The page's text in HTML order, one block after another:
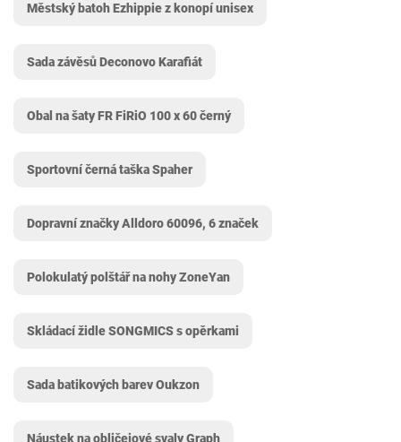
Městský batoh Ezhippie z konopí unisex
Sada závěsů Deconovo Karafiát
Obal na šaty FR FiRiO 100 x 60 černý
Sportovní černá taška Spaher
Dopravní značky Alldoro 60096, 6 značek
Polokulatý polštář na nohy ZoneYan
Skládací židle SONGMICS s opěrkami
Sada batikových barev Oukzon
Náustek na obličejové svaly Graph